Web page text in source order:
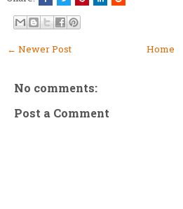
← Newer Post Home
No comments:
Post a Comment